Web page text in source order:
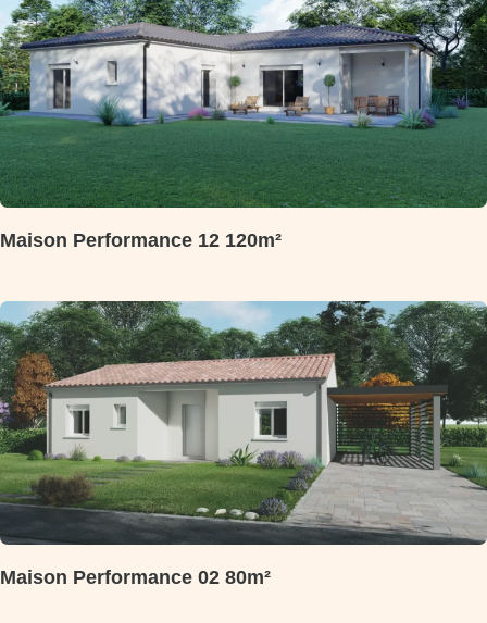
Maison Performance 12 120m²
Maison Performance 02 80m²